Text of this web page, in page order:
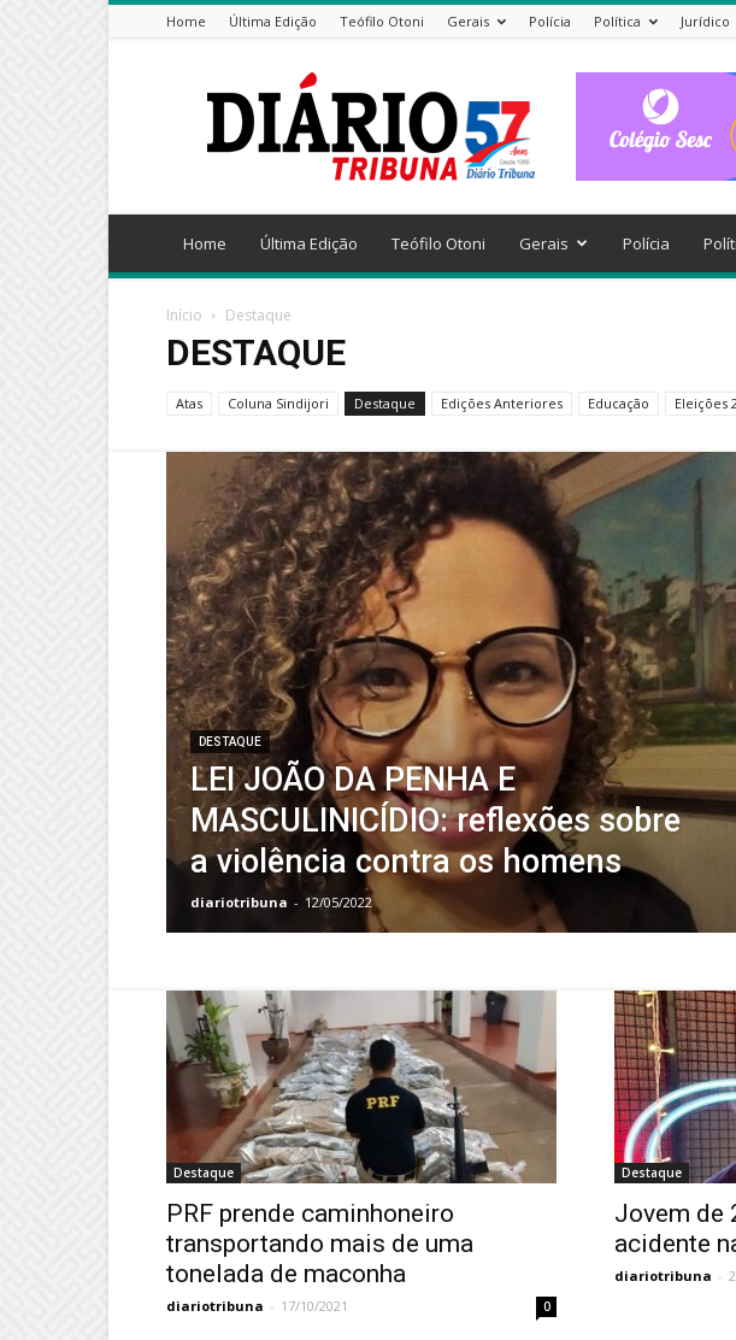
Home Última Edição Teófilo Otoni Gerais Polícia Política Jurídico
Tribuna
Home Última Edição Teófilo Otoni Gerais Polícia
Início Destaque
DESTAQUE
Atas Coluna Sindijori Destaque Edições Anteriores Educação Eleições
DESTAQUE
LEI JOÃO DA PENHA E
MASCULINICÍDIO: reflexões sobre
a violência contra os homens
diariotribuna - 12/05/2022
Destaque
PRF prende caminhoneiro
transportando mais de uma
tonelada de maconha
diariotribuna - 17/10/2021 0
Destaque
Jovem de
acidente
diariotribuna -